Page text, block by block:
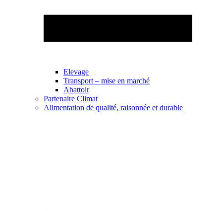
Elevage
Transport – mise en marché
Abattoir
Partenaire Climat
Alimentation de qualité, raisonnée et durable